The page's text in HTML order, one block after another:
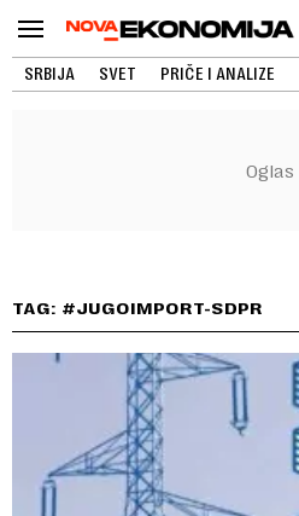
SRBIJA SVET PRIČE I ANALIZE
TAG: #JUGOIMPORT-SDPR